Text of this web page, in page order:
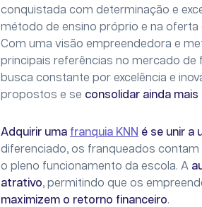
conquistada com determinação e
método de ensino próprio e na oferta
Com uma visão empreendedora e
principais referências no mercado de
busca constante por excelência e
propostos e se consolidar ainda
Adquirir uma franquia KNN é se unir a
diferenciado, os franqueados
o pleno funcionamento da escola. A
atrativo, permitindo que os
maximizem o retorno financeiro.